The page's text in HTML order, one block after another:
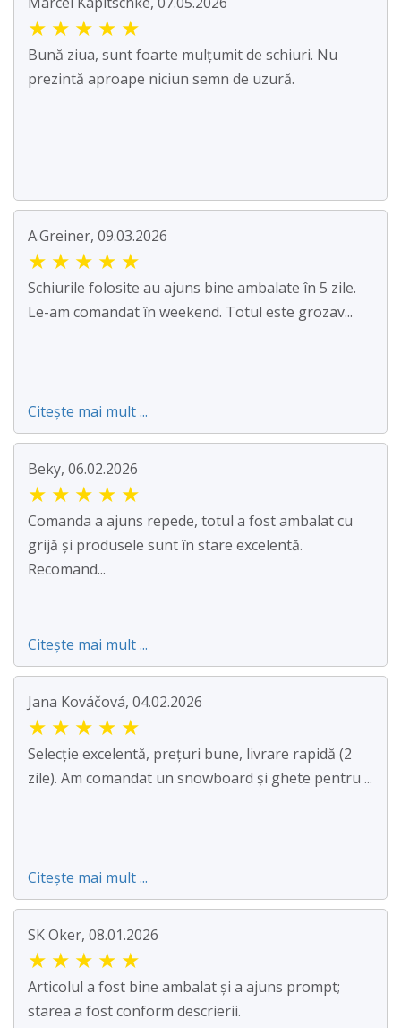
★ ★ ★ ★ ★
Bună ziua, sunt foarte mulțumit de schiuri. Nu
prezintă aproape niciun semn de uzură.
A.Greiner, 09.03.2026
★ ★ ★ ★ ★
Schiurile folosite au ajuns bine ambalate în 5 zile.
Le-am comandat în weekend. Totul este grozav...
Citește mai mult ...
Beky, 06.02.2026
★ ★ ★ ★ ★
Comanda a ajuns repede, totul a fost ambalat cu
grijă și produsele sunt în stare excelentă.
Recomand...
Citește mai mult ...
Jana Kováčová, 04.02.2026
★ ★ ★ ★ ★
Selecție excelentă, prețuri bune, livrare rapidă (2
zile). Am comandat un snowboard și ghete pentru ...
Citește mai mult ...
SK Oker, 08.01.2026
★ ★ ★ ★ ★
Articolul a fost bine ambalat și a ajuns prompt;
starea a fost conform descrierii.